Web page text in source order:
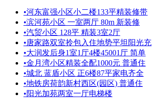
•河东富强小区小二楼133平精装修带
•滨河苑小区 一室两厅 80m 新装修
•汽贸小区 128平 精装3室2厅
•唐家路双室拎包入住地势平坦阳光充
•大润发后身1室1厅4楼45001厅 简单
•金月湾小区精装全配1000元 普通住
•城北 蓝盾小区 正6楼87平家电齐全
•地铁房荷韵新村西区(园区) 普通住
•阳光加苑两室一厅电梯楼